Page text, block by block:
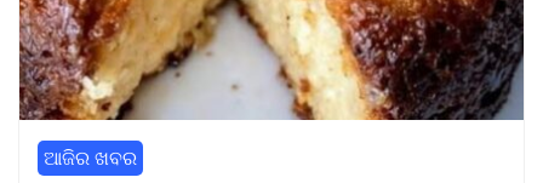
ଆଜିର ଖବର